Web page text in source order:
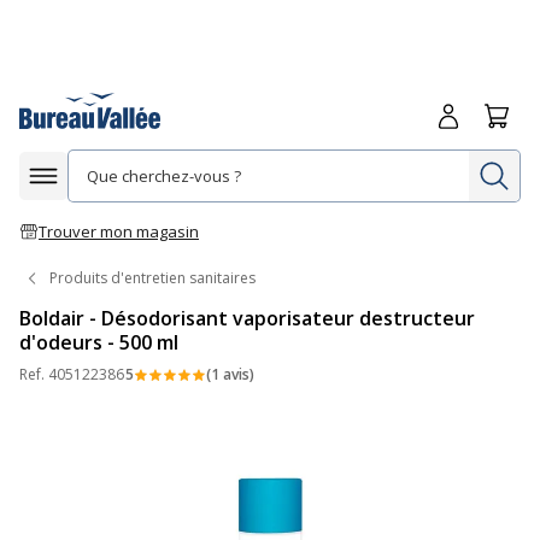
Afficher la navigation
Trouver mon magasin
Me
Produits d'entretien sanitaires
Boldair - Désodorisant vaporisateur destructeur
d'odeurs - 500 ml
Ref. 4051223865 (1 avis)